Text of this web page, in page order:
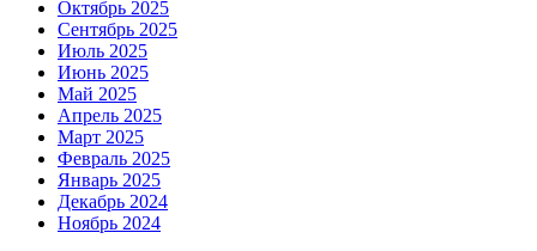
Октябрь 2025
Сентябрь 2025
Июль 2025
Июнь 2025
Май 2025
Апрель 2025
Март 2025
Февраль 2025
Январь 2025
Декабрь 2024
Ноябрь 2024